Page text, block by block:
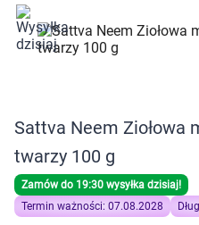
Dla zwierząt
Zdrowie
Kobieta w ciąży i mama
Sattva Neem Ziołowa
twarzy 100 g
Zamów do 19:30 wysyłka dzisiaj!
Termin ważności: 07.08.2028